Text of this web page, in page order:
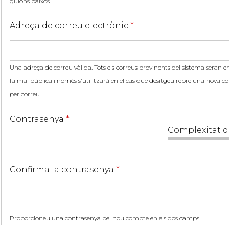
Adreça de correu electrònic *
Una adreça de correu vàlida. Tots els correus provinents del sistema seran
fa mai pública i només s'utilitzarà en el cas que desitgeu rebre una nova
per correu.
Complexitat
Contrasenya *
Confirma la contrasenya *
Proporcioneu una contrasenya pel nou compte en els dos camps.